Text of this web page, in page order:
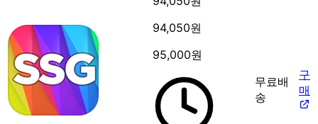
94,050원
95,000원
무료배
송
구
매